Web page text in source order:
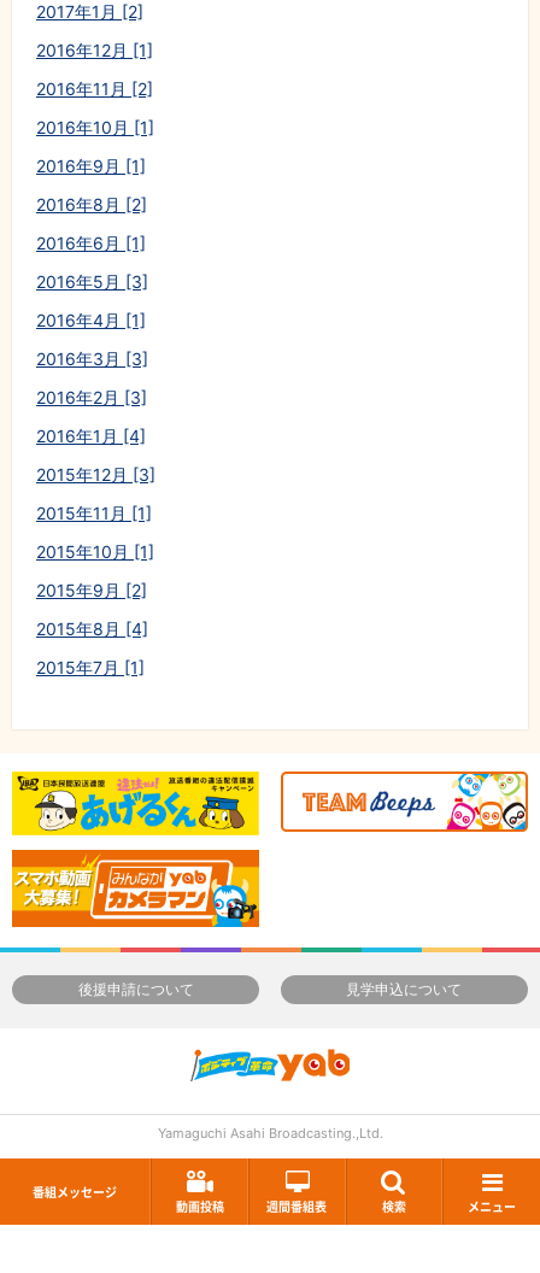
番組メッセージ
動画投稿
週間番組表 検索 メニュー
2017年1月 [2]
2016年12月 [1]
2016年11月 [2]
2016年10月 [1]
2016年9月 [1]
2016年8月 [2]
2016年6月 [1]
2016年5月 [3]
2016年4月 [1]
2016年3月 [3]
2016年2月 [3]
2016年1月 [4]
2015年12月 [3]
2015年11月 [1]
2015年10月 [1]
2015年9月 [2]
2015年8月 [4]
2015年7月 [1]
後援申請について 見学申込について
Yamaguchi Asahi Broadcasting.,Ltd.